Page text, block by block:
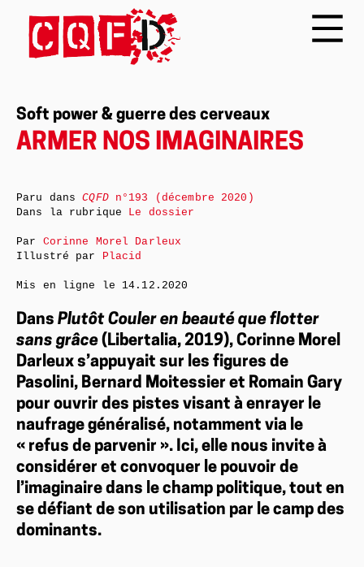
Soft power & guerre des cerveaux
ARMER NOS IMAGINAIRES
Dans Plutôt Couler en beauté que flotter
sans grâce (Libertalia, 2019), Corinne Morel
Darleux s’appuyait sur les figures de
Pasolini, Bernard Moitessier et Romain Gary
pour ouvrir des pistes visant à enrayer le
naufrage généralisé, notamment via le
« refus de parvenir ». Ici, elle nous invite à
considérer et convoquer le pouvoir de
l’imaginaire dans le champ politique, tout en
se défiant de son utilisation par le camp des
dominants.
Paru dansCQFDn°193 (décembre 2020)
Dans la rubrique Le dossier
Par Corinne Morel Darleux
Illustré par Placid
Mis en ligne le 14.12.2020